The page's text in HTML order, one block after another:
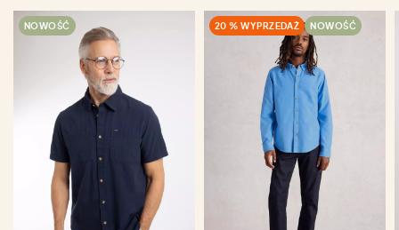
NOWOŚĆ 20 % WYPRZEDAŻ NOWOŚĆ